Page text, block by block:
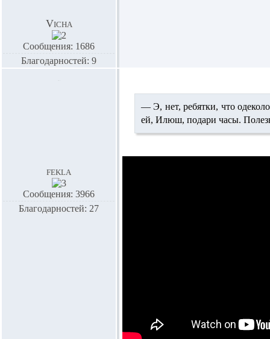
Vicha
Сообщения: 1686
Благодарностей: 9
fekla
Сообщения: 3966
Благодарностей: 27
— Э, нет, ребятки, что
ей, Илюш, подари часы.